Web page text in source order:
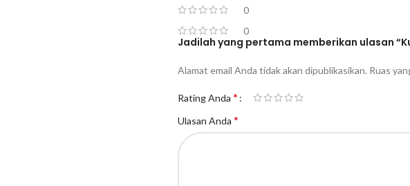
0
0
Jadilah yang pertama memberikan ulasan
Alamat email Anda tidak akan dipublikasikan. Ruas
Rating Anda *
Ulasan Anda *